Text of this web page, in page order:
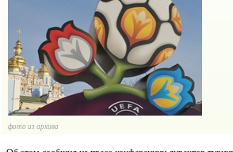
фото из архива